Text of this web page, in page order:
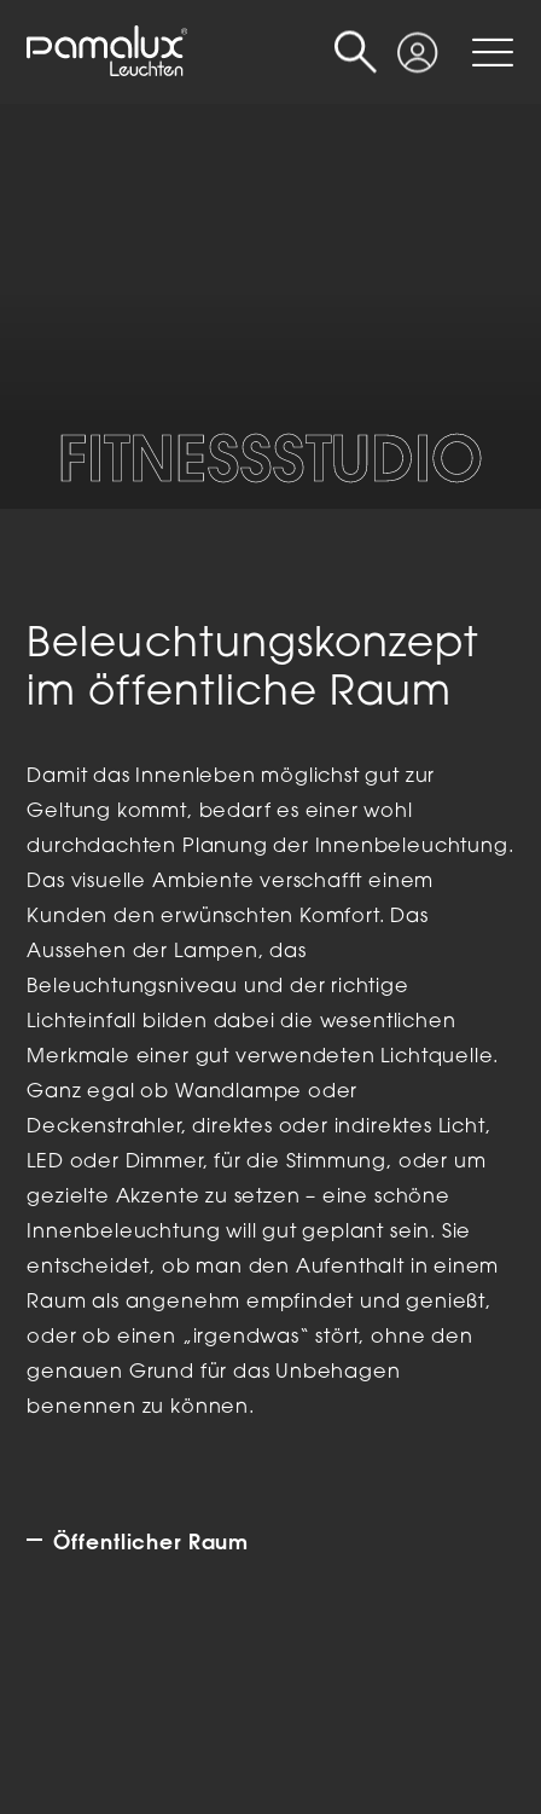
Login
Suche
FITNESSSTUDIO
Beleuchtungskonzept
im öffentliche Raum
Damit das Innenleben möglichst gut zur
Geltung kommt, bedarf es einer wohl
durchdachten Planung der Innenbeleuchtung.
Das visuelle Ambiente verschafft einem
Kunden den erwünschten Komfort. Das
Aussehen der Lampen, das
Beleuchtungsniveau und der richtige
Lichteinfall bilden dabei die wesentlichen
Merkmale einer gut verwendeten Lichtquelle.
Ganz egal ob Wandlampe oder
Deckenstrahler, direktes oder indirektes Licht,
LED oder Dimmer, für die Stimmung, oder um
gezielte Akzente zu setzen – eine schöne
Innenbeleuchtung will gut geplant sein. Sie
entscheidet, ob man den Aufenthalt in einem
Raum als angenehm empfindet und genießt,
oder ob einen „irgendwas“ stört, ohne den
genauen Grund für das Unbehagen
benennen zu können.
Öffentlicher Raum